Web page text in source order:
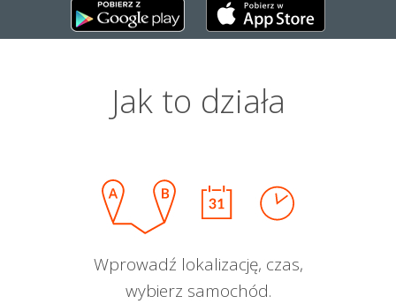
Jak to działa
Wprowadź lokalizację, czas,
wybierz samochód.